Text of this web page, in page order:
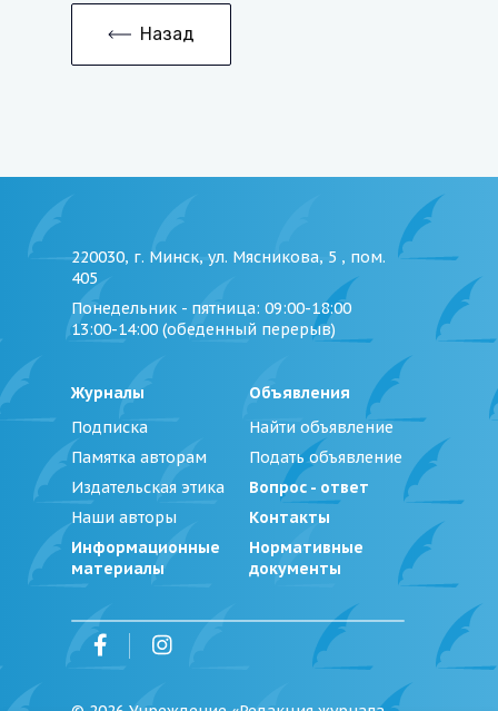
Назад
220030, г. Минск, ул. Мясникова, 5 , пом.
405
Понедельник - пятница: 09:00-18:00
13:00-14:00 (обеденный перерыв)
Журналы
Подписка
Памятка авторам
Издательская этика
Наши авторы
Информационные
материалы
Объявления
Найти объявление
Подать объявление
Вопрос - ответ
Контакты
Нормативные
документы